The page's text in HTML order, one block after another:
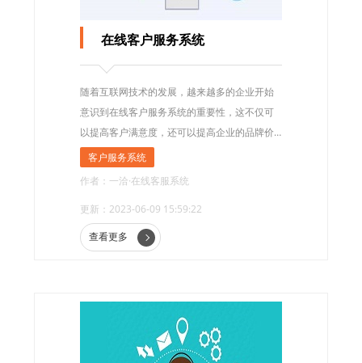
在线客户服务系统
随着互联网技术的发展，越来越多的企业开始
意识到在线客户服务系统的重要性，这不仅可
以提高客户满意度，还可以提高企业的品牌价
值和市场竞争力。在线客户服务系统不仅仅是
的可持续发展。
客户服务系统
作者：一洽·在线客服系统
更新：2023-06-09 15:59:22
查看更多